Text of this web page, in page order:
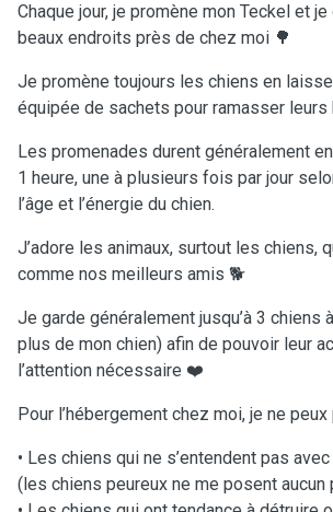
Chaque jour, je promène mon Teckel et
beaux endroits près de chez moi 🌳
Je promène toujours les chiens en
équipée de sachets pour ramasser
Les promenades durent généralement
1 heure, une à plusieurs fois par jour
l’âge et l’énergie du chien.
J’adore les animaux, surtout les chiens,
comme nos meilleurs amis 🐕
Je garde généralement jusqu’à 3 chiens
plus de mon chien) afin de pouvoir leur
l’attention nécessaire ❤️
Pour l’hébergement chez moi, je ne
• Les chiens qui ne s’entendent pas
(les chiens peureux ne me posent